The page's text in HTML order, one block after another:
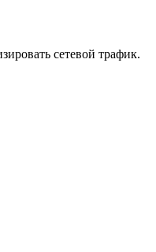
сетевой трафик.